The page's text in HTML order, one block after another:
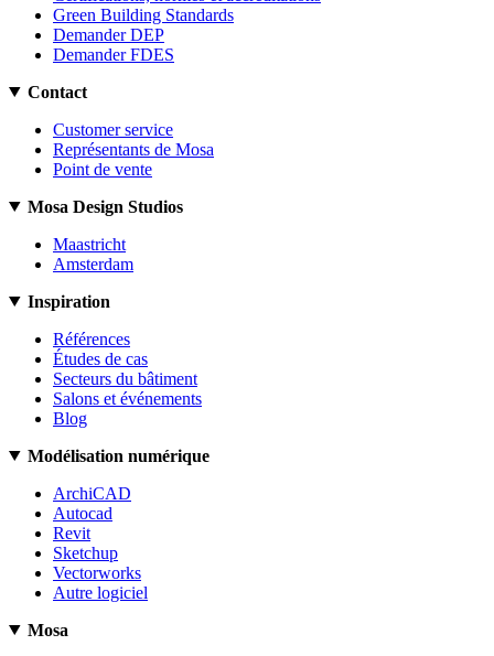
Green Building Standards
Demander DEP
Demander FDES
Contact
Customer service
Représentants de Mosa
Point de vente
Mosa Design Studios
Maastricht
Amsterdam
Inspiration
Références
Études de cas
Secteurs du bâtiment
Salons et événements
Blog
Modélisation numérique
ArchiCAD
Autocad
Revit
Sketchup
Vectorworks
Autre logiciel
Mosa